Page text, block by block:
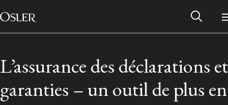
Passer au contenu
Main Navigation
L’assurance des déclarations et
garanties – un outil de plus en